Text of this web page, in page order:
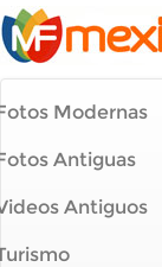
Modernas
Antiguas
Antiguos